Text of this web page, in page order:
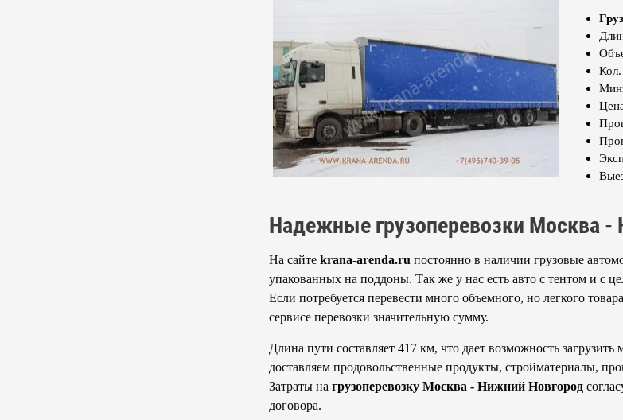
Кол.
Надежные грузоперевозки Москва
На сайте krana-arenda.ru постоянно в наличии грузовые
упакованных на поддоны. Так же у нас есть авто с тентом и с
Если потребуется перевести много объемного, но легкого
сервисе перевозки значительную сумму.
Длина пути составляет 417 км, что дает возможность
доставляем продовольственные продукты, стройматериалы,
Затраты на грузоперевозку Москва - Нижний Новгород
договора.